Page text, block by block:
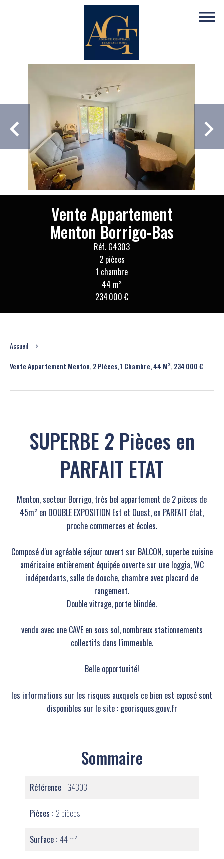
Vente Appartement
Menton Borrigo-Bas
Réf. G4303
2 pièces
1 chambre
44 m²
234 000 €
Accueil
Vente Appartement Menton, 2 Pièces, 1 Chambre, 44 M², 234 000 €
SUPERBE 2 Pièces en
PARFAIT ETAT
Menton, secteur Borrigo, très bel appartement de 2 pièces de
45m² en DOUBLE EXPOSITION Est et Ouest, en PARFAIT état,
proche commerces et écoles.
Composé d'un agréable séjour ouvert sur BALCON, superbe cuisine
américaine entièrement équipée ouverte sur une loggia, WC
indépendants, salle de douche, chambre avec placard de
rangement.
Double vitrage, porte blindée.
vendu avec une CAVE en sous sol, nombreux stationnements
collectifs dans l'immeuble.
Belle opportunité!
les informations sur les risques auxquels ce bien est exposé sont
disponibles sur le site : georisques.gouv.fr
Sommaire
Référence G4303
Pièces 2 pièces
Surface 44 m²